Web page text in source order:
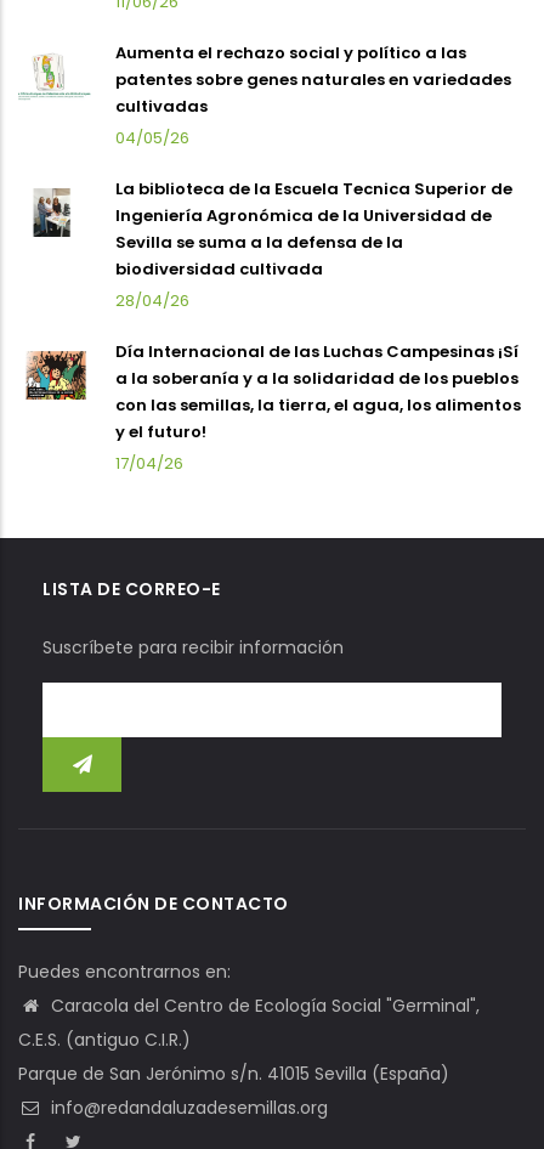
Aumenta el rechazo social y político a las
patentes sobre genes naturales en variedades
cultivadas
04/05/26
La biblioteca de la Escuela Tecnica Superior de
Ingeniería Agronómica de la Universidad de
Sevilla se suma a la defensa de la
biodiversidad cultivada
28/04/26
Día Internacional de las Luchas Campesinas ¡Sí
a la soberanía y a la solidaridad de los pueblos
con las semillas, la tierra, el agua, los alimentos
y el futuro!
17/04/26
LISTA DE CORREO-E
Suscríbete para recibir información
INFORMACIÓN DE CONTACTO
Puedes encontrarnos en:
Caracola del Centro de Ecología Social "Germinal",
C.E.S. (antiguo C.I.R.)
Parque de San Jerónimo s/n. 41015 Sevilla (España)
info@redandaluzadesemillas.org